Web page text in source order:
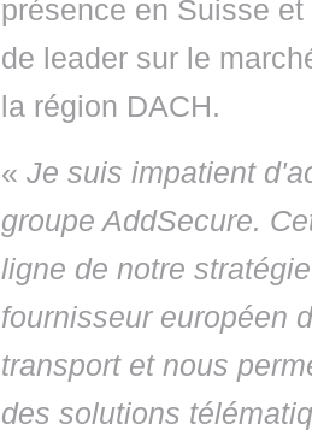
présence en Suisse
de leader sur le
la région DACH.
« Je suis impatient
groupe AddSecure.
ligne de notre
fournisseur européen
transport et nous
des solutions